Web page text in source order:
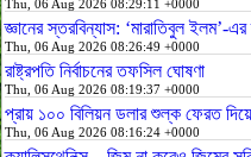
Thu, 06 Aug 2026 08:29:11 +0000
জ্ঞানের স্তরবিন্যাস: ‘মারাতিবুল ইলম’-এর
Thu, 06 Aug 2026 08:26:49 +0000
রাষ্ট্রপতি নির্বাচনের তফসিল ঘোষণা
Thu, 06 Aug 2026 08:19:37 +0000
প্রায় ১০০ বিলিয়ন ডলার শুল্ক ফেরত
Thu, 06 Aug 2026 08:16:24 +0000